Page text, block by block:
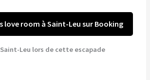
love room à Saint-Leu sur Booking
Leu lors de cette escapade